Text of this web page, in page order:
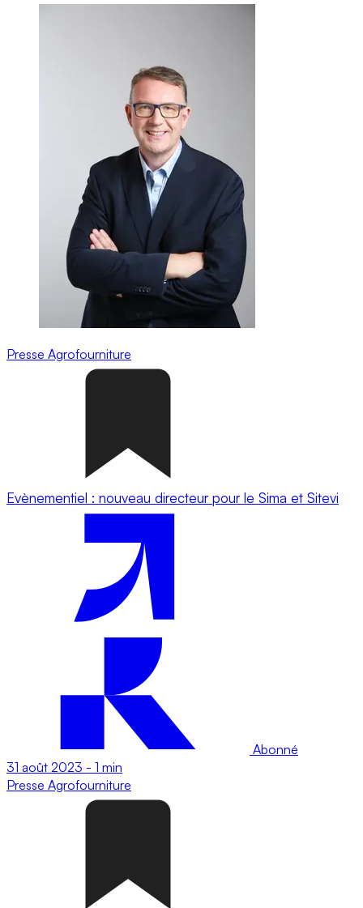
Presse Agrofourniture
Evènementiel : nouveau directeur pour le Sima et Sitevi
Abonné
31 août 2023 - 1 min
Presse Agrofourniture